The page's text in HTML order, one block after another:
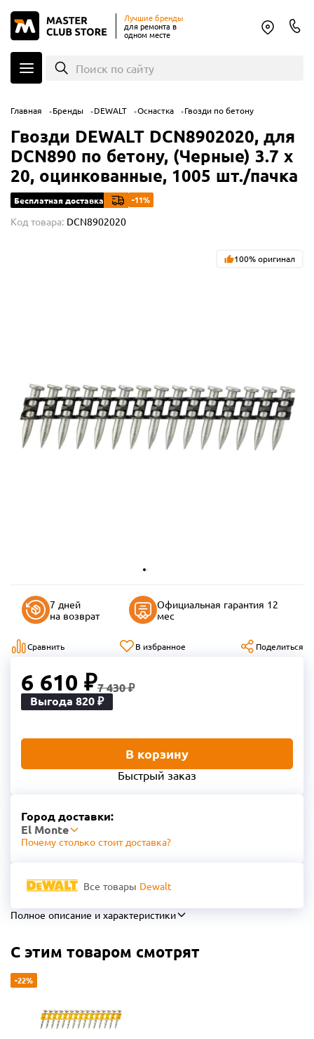
Лучшие бренды
для ремонта в
одном месте
Поиск по сайту
Главная Бренды DEWALT Оснастка Гвозди по бетону
Гвозди DEWALT DCN8902020, для
DCN890 по бетону, (Черные) 3.7 x
20, оцинкованные, 1005 шт./пачка
Бесплатная доставка -11%
Код товара: DCN8902020
100% оригинал
7 дней
на возврат
Официальная гарантия 12
мес
Сравнить В избранное Поделиться
6 610 ₽7 430 ₽
Выгода 820 ₽
В корзину
Быстрый заказ
Город доставки:
El Monte
Почему столько стоит доставка?
Все товары Dewalt
Полное описание и характеристики
С этим товаром смотрят
-22%